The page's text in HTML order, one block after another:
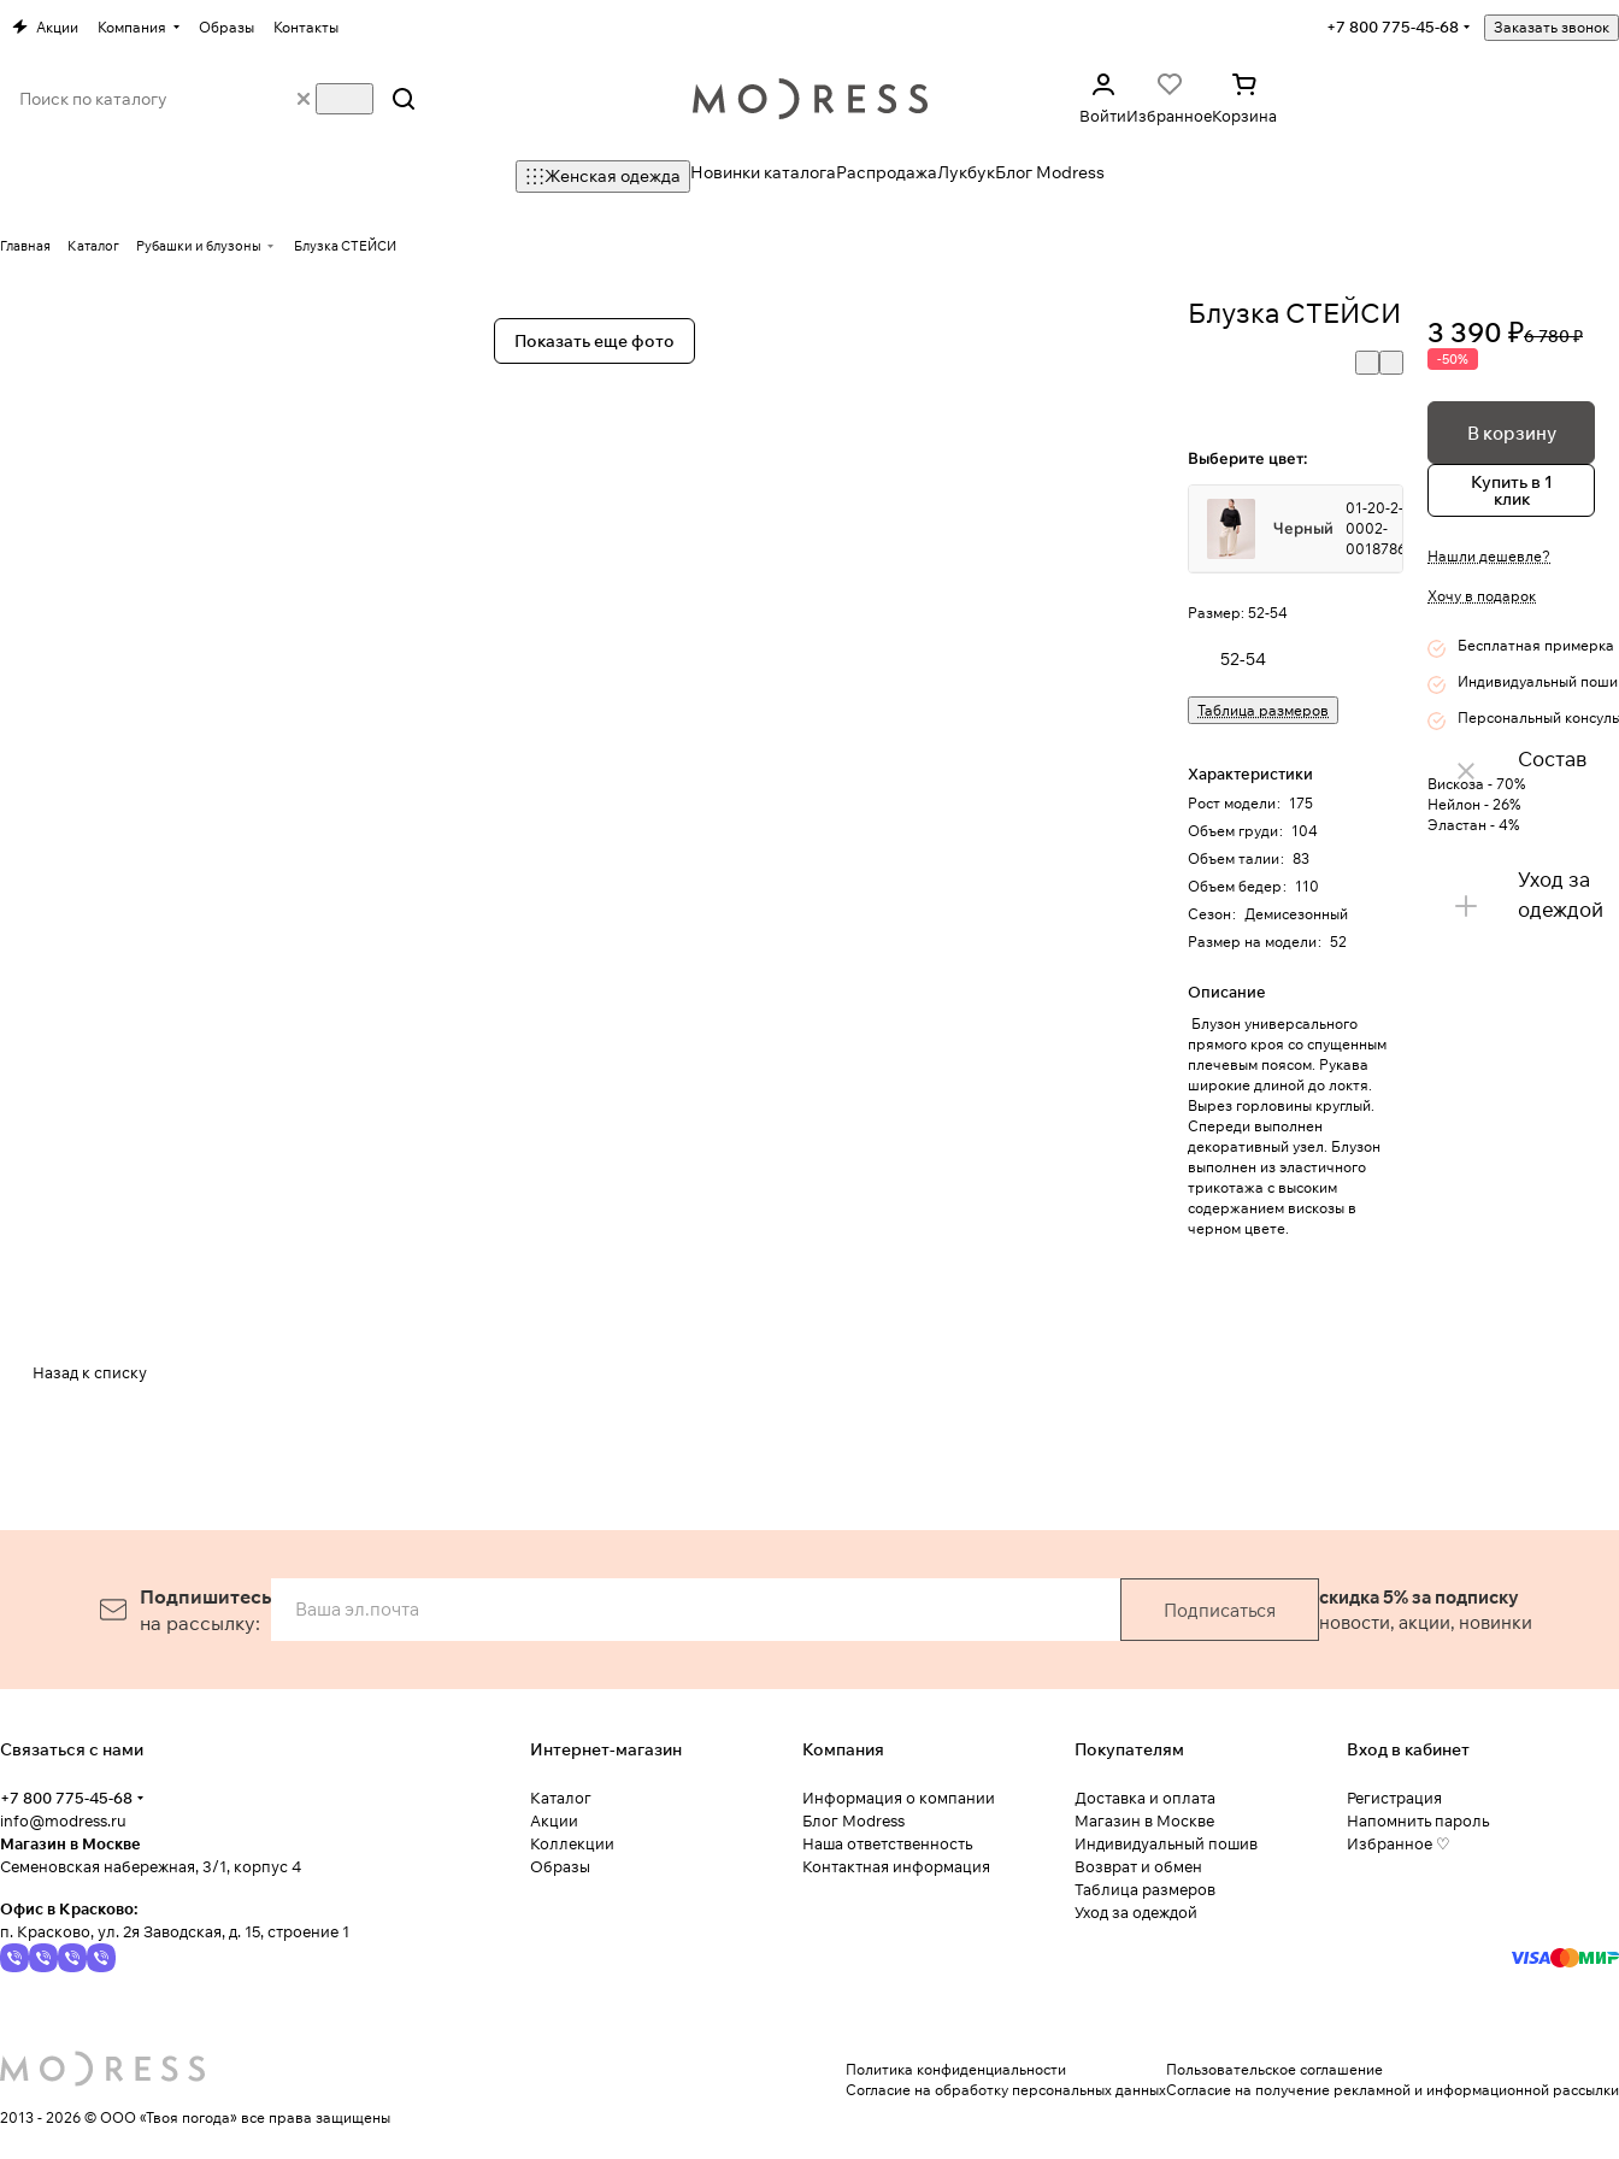
Акции Компания Образы Контакты +7 800 775-45-68 Заказать звонок
ВойтиИзбранноеКорзина
Женская одежда Новинки каталогаРаспродажаЛукбукБлог Modress
Главная Каталог Рубашки и блузоны Блузка СТЕЙСИ
Показать еще фото
Блузка СТЕЙСИ
Выберите цвет:
Черный
01-20-2-
0002-
0018786
Размер: 52-54
52-54
Таблица размеров
Характеристики
Рост модели: 175
Объем груди: 104
Объем талии: 83
Объем бедер: 110
Сезон: Демисезонный
Размер на модели: 52
Описание
Блузон универсального
прямого кроя со спущенным
плечевым поясом. Рукава
широкие длиной до локтя.
Вырез горловины круглый.
Спереди выполнен
декоративный узел. Блузон
выполнен из эластичного
трикотажа с высоким
содержанием вискозы в
черном цвете.
3 390 ₽6 780 ₽
-50%
В корзину
Купить в 1
клик
Нашли дешевле?
Хочу в подарок
Бесплатная примерка
Индивидуальный
Персональный
Состав
Вискоза - 70%
Нейлон - 26%
Эластан - 4%
Уход за
одеждой
Назад к списку
Подпишитесь
на рассылку:
Подписаться
скидка 5% за подписку
новости, акции, новинки
Связаться с нами
+7 800 775-45-68
info@modress.ru
Магазин в Москве
Семеновская набережная, 3/1, корпус 4
Офис в Красково:
п. Красково, ул. 2я Заводская, д. 15, строение 1
Интернет-магазин
Каталог
Акции
Коллекции
Образы
Компания
Информация о компании
Блог Modress
Наша ответственность
Контактная информация
Покупателям
Доставка и оплата
Магазин в Москве
Индивидуальный пошив
Возврат и обмен
Таблица размеров
Уход за одеждой
Вход в кабинет
Регистрация
Напомнить пароль
Избранное ♡
2013 - 2026 © ООО «Твоя погода» все права защищены
Политика конфиденциальности
Согласие на обработку персональных данных
Пользовательское соглашение
Согласие на получение рекламной и информационной рассылки